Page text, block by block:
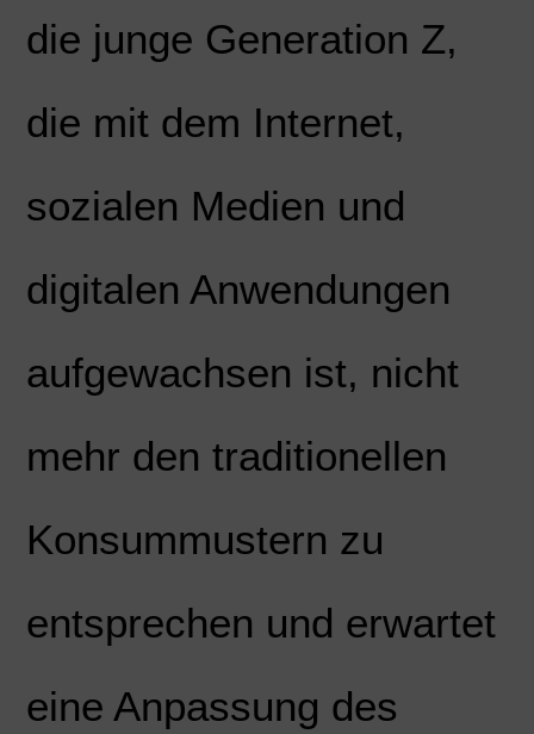
die junge Generation Z,
die mit dem Internet,
sozialen Medien und
digitalen Anwendungen
aufgewachsen ist, nicht
mehr den traditionellen
Konsummustern zu
entsprechen und erwartet
eine Anpassung des